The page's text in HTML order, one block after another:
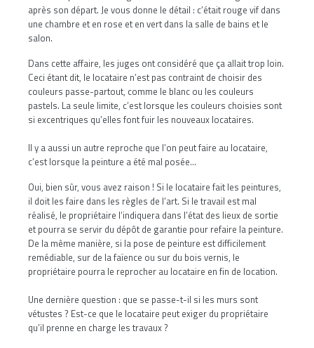
après son départ. Je vous donne le détail : c’était rouge vif dans
une chambre et en rose et en vert dans la salle de bains et le
salon.
Dans cette affaire, les juges ont considéré que ça allait trop loin.
Ceci étant dit, le locataire n’est pas contraint de choisir des
couleurs passe-partout, comme le blanc ou les couleurs
pastels. La seule limite, c’est lorsque les couleurs choisies sont
si excentriques qu’elles font fuir les nouveaux locataires.
Il y a aussi un autre reproche que l’on peut faire au locataire,
c’est lorsque la peinture a été mal posée...
Oui, bien sûr, vous avez raison ! Si le locataire fait les peintures,
il doit les faire dans les règles de l’art. Si le travail est mal
réalisé, le propriétaire l’indiquera dans l’état des lieux de sortie
et pourra se servir du dépôt de garantie pour refaire la peinture.
De la même manière, si la pose de peinture est difficilement
remédiable, sur de la faïence ou sur du bois vernis, le
propriétaire pourra le reprocher au locataire en fin de location.
Une dernière question : que se passe-t-il si les murs sont
vétustes ? Est-ce que le locataire peut exiger du propriétaire
qu’il prenne en charge les travaux ?